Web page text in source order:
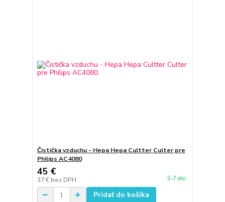
Čistička vzduchu - Hepa Hepa Cultter Culter pre
Philips AC4080
45 €
37 € bez DPH 3-7 dní
Pridať do košíka